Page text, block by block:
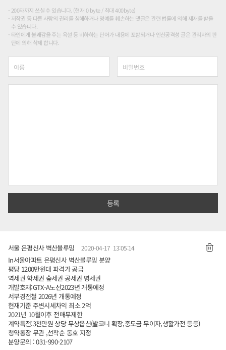
200자까지 쓰실 수 있습니다. (현재 0 byte / 최대 400byte)
저작권 등 다른 사람의 권리를 침해하거나 명예를 훼손하는 댓글은 관련 법률에 의해 제재를 받을
수 있습니다.
타인에게 불쾌감을 주는 욕설 등 비하하는 단어가 내용에 포함되거나 인신공격성 글은 관리자의 판
단에 의해 삭제 합니다.
서울 은평신사 벽산블루밍 2020-04-17 13:05:14
In서울아파트 은평신사 벽산블루밍 분양
평당 1200만원대 파격가 공급
역세권 학세권 숲세권 공세권 병세권
개발호재:GTX-A노선2023년 개통예정
서부경전철 2026년 개통예정
현재기준 주변시세차익 최소 2억
2021년 10월이후 전매무제한
계약특전:3천만원 상당 무상옵션(발코니 확장,중도금 무이자,생활가전 등등)
청약통장 무관 ,선착순 동호 지정
분양문의 : 031-990-2107